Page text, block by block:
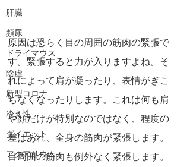
肝臓
頻尿
ドライマウス
陰虚
新型コロナ
冷え性
ダイエット
アクアリウム
原因は恐らく目の周囲の筋肉の緊張で
す。緊張すると力が入りますよね。そ
れによって肩が凝ったり、表情がぎこ
ちなくなったりします。これは何も肩
や顔だけが特別なのではなく、程度の
差はあれ、全身の筋肉が緊張します。
目周囲の筋肉も例外なく緊張します。